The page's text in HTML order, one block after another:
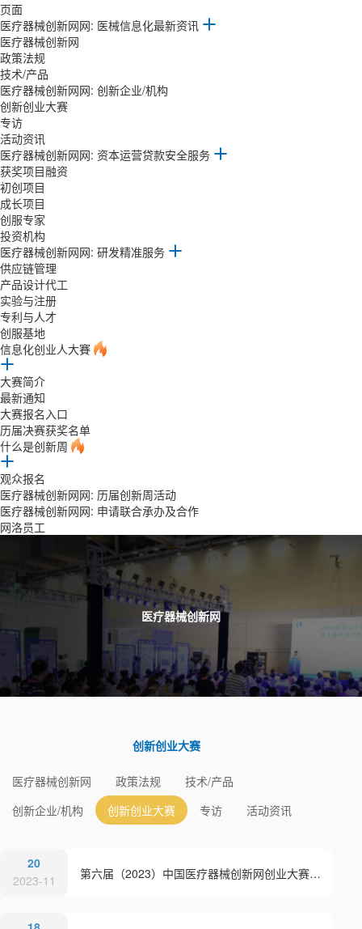
页面
医疗器械创新网网: 医械信息化最新资讯
医疗器械创新网
政策法规
技术/产品
医疗器械创新网网: 创新企业/机构
创新创业大赛
专访
活动资讯
医疗器械创新网网: 资本运营贷款安全服务
获奖项目融资
初创项目
成长项目
创服专家
投资机构
医疗器械创新网网: 研发精准服务
供应链管理
产品设计代工
实验与注册
专利与人才
创服基地
信息化创业人大賽
大赛简介
最新通知
大赛报名入口
历届决赛获奖名单
什么是创新周
观众报名
医疗器械创新网网: 历届创新周活动
医疗器械创新网网: 申请联合承办及合作
网洛员工
医疗器械创新网
创新创业大赛
医疗器械创新网 政策法规
技术/产品
创新企业/机构
创新创业大赛 专访 活动资讯
20
2023-11
第六届（2023）中国医疗器械创新网创业大赛海外专场赛暨2023粤港澳大湾区国际医疗器械创新网创业大赛圆满举行